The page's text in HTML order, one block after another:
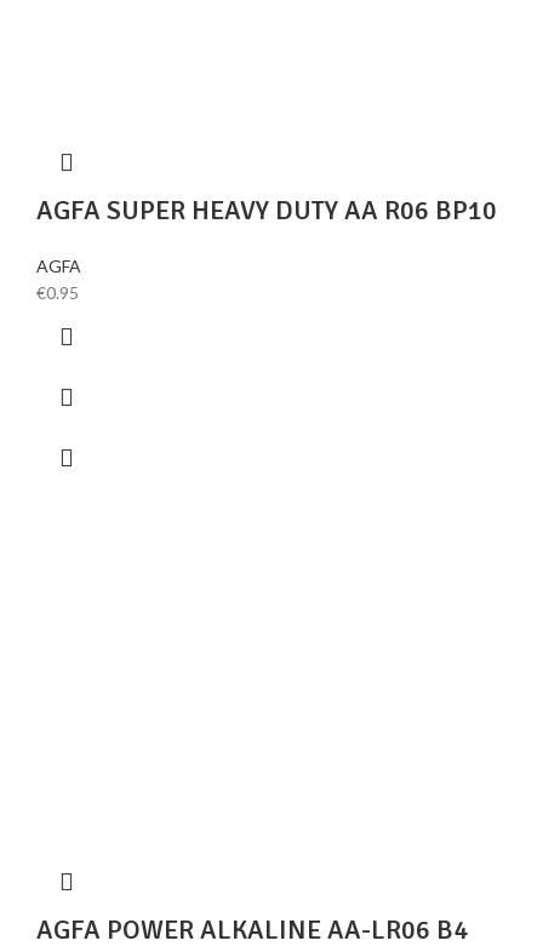
AGFA SUPER HEAVY DUTY AA R06 BP10
AGFA
€0.95
AGFA POWER ALKALINE AA-LR06 B4